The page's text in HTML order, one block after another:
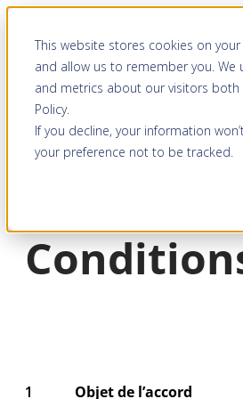
This website stores cookies on
and allow us to remember you.
and metrics about our visitors
Policy.
If you decline, your information
your preference not to be tracked.
contenu
Objet de l’accord